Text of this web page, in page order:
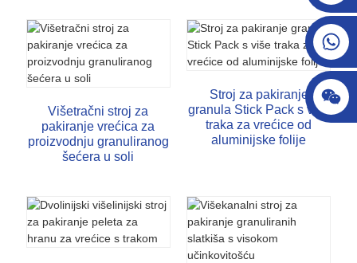
Višetračni stroj za
pakiranje vrećica za
proizvodnju granuliranog
šećera u soli
Stroj za pakiranje
granula Stick Pack s više
traka za vrećice od
aluminijske folije